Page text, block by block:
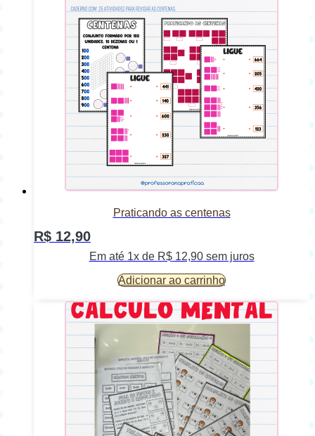
Praticando as centenas
R$ 12,90
Em até 1x de R$12,90sem juros
Adicionar ao carrinho